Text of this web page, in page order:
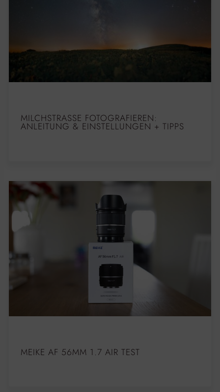
MILCHSTRASSE FOTOGRAFIEREN: A
NLEITUNG & EINSTELLUNGEN + TIPPS
MEIKE AF 56MM 1.7 AIR TEST